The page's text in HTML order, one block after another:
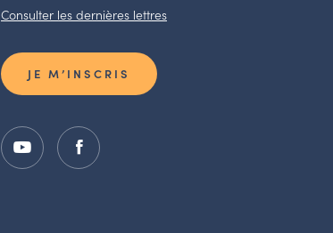
Consulter les dernières lettres
JE M’INSCRIS